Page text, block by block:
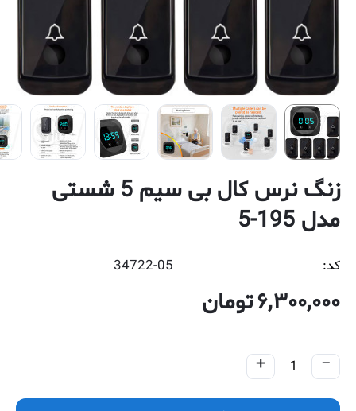
زنگ نرس کال بی سیم 5 شستی
مدل 195-5
کد: 34722-05
6,300,000تومان
+ −